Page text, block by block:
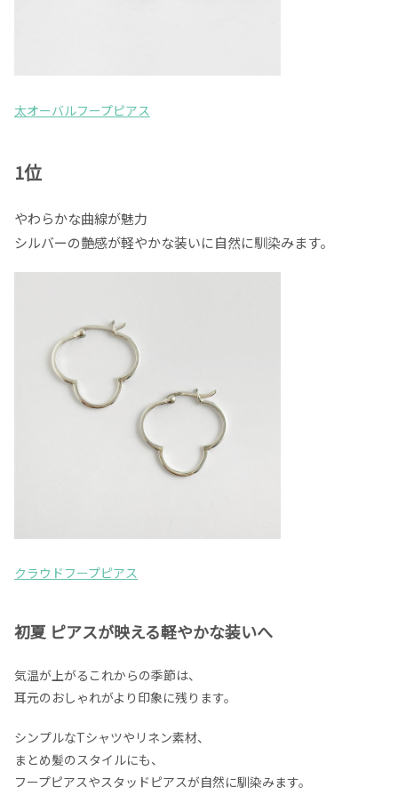
太オーバルフープピアス
1位
やわらかな曲線が魅力
シルバーの艶感が軽やかな装いに自然に馴染みます。
クラウドフープピアス
初夏 ピアスが映える軽やかな装いへ
気温が上がるこれからの季節は、
耳元のおしゃれがより印象に残ります。
シンプルなTシャツやリネン素材、
まとめ髪のスタイルにも、
フープピアスやスタッドピアスが自然に馴染みます。